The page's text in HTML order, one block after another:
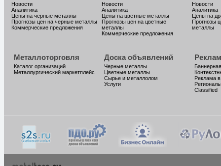
Новости
Аналитика
Цены на черные металлы
Прогнозы цен на черные металлы
Коммерческие предложения
Новости
Аналитика
Цены на цветные металлы
Прогнозы цен на цветные
металлы
Коммерческие предложения
Новости
Аналитика
Цены на
Прогнозы
металлы
Металлоторговля
Каталог организаций
Металлургический маркетплейс
Доска объявлений
Черные металлы
Цветные металлы
Сырье и металлолом
Услуги
Реклама
Classified